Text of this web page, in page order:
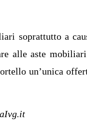
soprattutto a
alle aste
un’unica